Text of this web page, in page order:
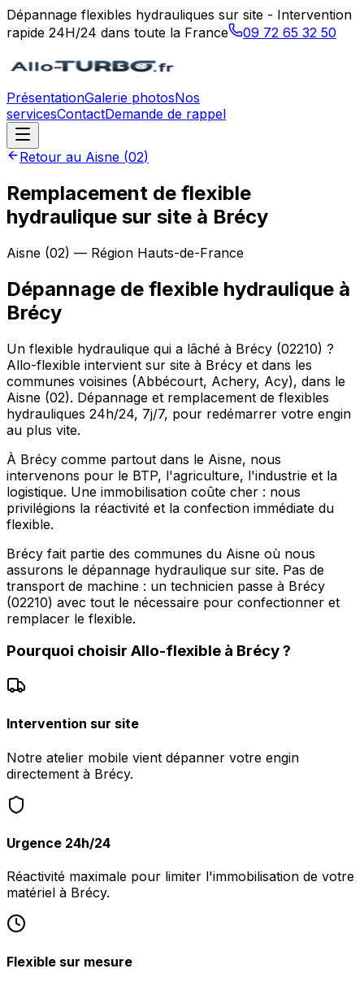
Dépannage flexibles hydrauliques sur site - Intervention
rapide 24H/24 dans toute la France
09 72 65 32 50
PrésentationGalerie photosNos
servicesContactDemande de rappel
Retour au Aisne (02)
Remplacement de flexible
hydraulique sur site à Brécy
Aisne (02) — Région Hauts-de-France
Dépannage de flexible hydraulique à
Brécy
Un flexible hydraulique qui a lâché à Brécy (02210) ?
Allo-flexible intervient sur site à Brécy et dans les
communes voisines (Abbécourt, Achery, Acy), dans le
Aisne (02). Dépannage et remplacement de flexibles
hydrauliques 24h/24, 7j/7, pour redémarrer votre engin
au plus vite.
À Brécy comme partout dans le Aisne, nous
intervenons pour le BTP, l'agriculture, l'industrie et la
logistique. Une immobilisation coûte cher : nous
privilégions la réactivité et la confection immédiate du
flexible.
Brécy fait partie des communes du Aisne où nous
assurons le dépannage hydraulique sur site. Pas de
transport de machine : un technicien passe à Brécy
(02210) avec tout le nécessaire pour confectionner et
remplacer le flexible.
Pourquoi choisir Allo-flexible à Brécy?
Intervention sur site
Notre atelier mobile vient dépanner votre engin
directement à Brécy.
Urgence 24h/24
Réactivité maximale pour limiter l'immobilisation de votre
matériel à Brécy.
Flexible sur mesure